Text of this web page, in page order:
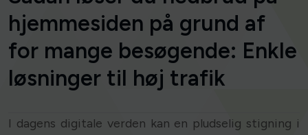
hjemmesiden på grund af
for mange besøgende: Enkle
løsninger til høj trafik
I dagens digitale verden kan en pludselig stigning i